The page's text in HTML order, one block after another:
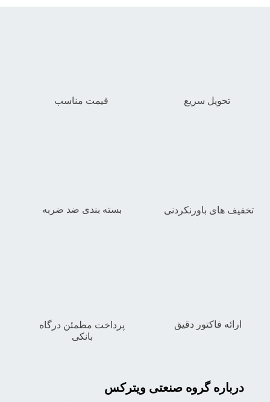
تحویل سریع قیمت مناسب
تخفیف های باورنکردنی بسته بندی ضد ضربه
ارائه فاکتور دقیق
پرداخت مطمئن درگاه
بانکی
درباره گروه صنعتی ویترکس